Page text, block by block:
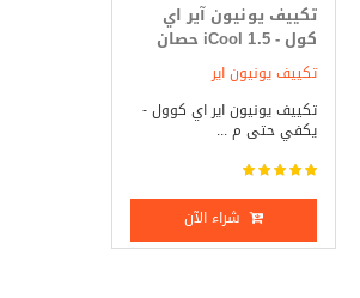
تكييف يونيون آير اي
كول - iCool 1.5 حصان
بارد فقط
تكييف يونيون اير
تكييف يونيون اير اي كوول -
يكفي حتى م ...
شراء الآن